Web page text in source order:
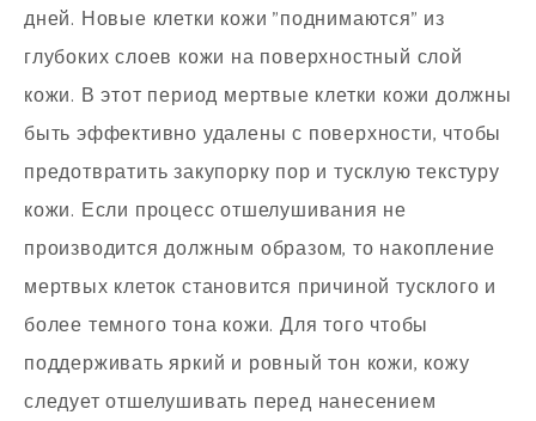
дней. Новые клетки кожи "поднимаются" из
глубоких слоев кожи на поверхностный слой
кожи. В этот период мертвые клетки кожи должны
быть эффективно удалены с поверхности, чтобы
предотвратить закупорку пор и тусклую текстуру
кожи. Если процесс отшелушивания не
производится должным образом, то накопление
мертвых клеток становится причиной тусклого и
более темного тона кожи. Для того чтобы
поддерживать яркий и ровный тон кожи, кожу
следует отшелушивать перед нанесением